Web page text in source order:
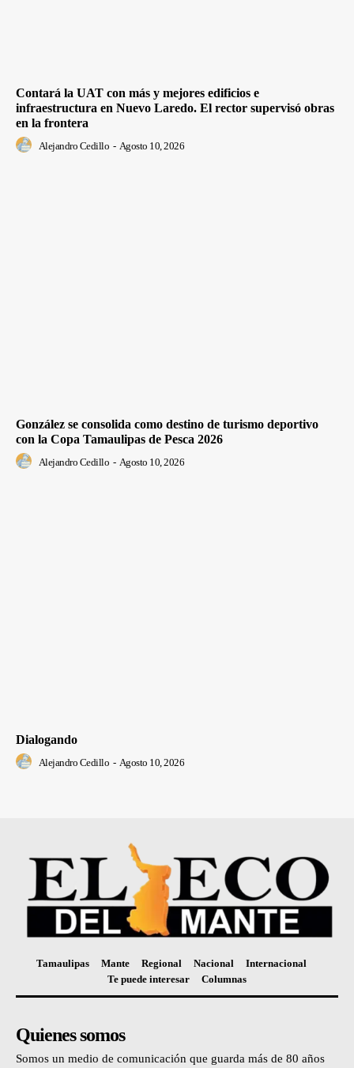
Contará la UAT con más y mejores edificios e
infraestructura en Nuevo Laredo. El rector supervisó obras
en la frontera
Alejandro Cedillo - Agosto 10, 2026
González se consolida como destino de turismo deportivo
con la Copa Tamaulipas de Pesca 2026
Alejandro Cedillo - Agosto 10, 2026
Dialogando
Alejandro Cedillo - Agosto 10, 2026
Tamaulipas Mante Regional Nacional
Internacional
Te puede interesar
Columnas
Quienes somos
Somos un medio de comunicación que guarda más de 80 años